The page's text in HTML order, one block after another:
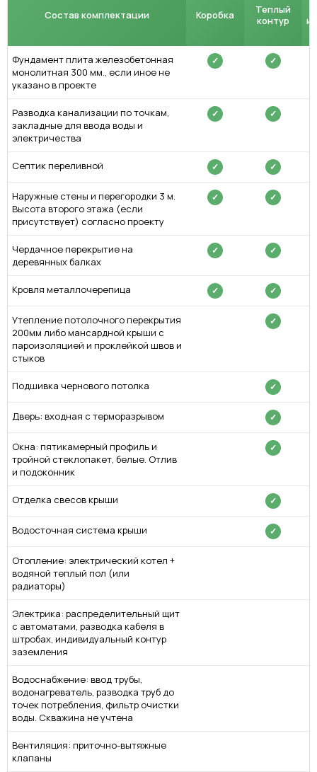
Состав комплектации Коробка
Теплый
контур
Фундамент плита железобетонная
монолитная 300 мм., если иное не
указано в проекте
✓ ✓
Разводка канализации по точкам,
закладные для ввода воды и
электричества
✓ ✓
Септик переливной ✓ ✓
Наружные стены и перегородки 3 м.
Высота второго этажа (если
присутствует) согласно проекту
✓ ✓
Чердачное перекрытие на
деревянных балках
✓ ✓
Кровля металлочерепица ✓ ✓
Утепление потолочного перекрытия
200мм либо мансардной крыши с
пароизоляцией и проклейкой швов и
стыков
✓
Подшивка чернового потолка ✓
Дверь: входная с терморазрывом ✓
Окна: пятикамерный профиль и
тройной стеклопакет, белые. Отлив
и подоконник
✓
Отделка свесов крыши ✓
Водосточная система крыши ✓
Отопление: электрический котел +
водяной теплый пол (или
радиаторы)
Электрика: распределительный щит
с автоматами, разводка кабеля в
штробах, индивидуальный контур
заземления
Водоснабжение: ввод трубы,
водонагреватель, разводка труб до
точек потребления, фильтр очистки
воды. Скважина не учтена
Вентиляция: приточно-вытяжные
клапаны